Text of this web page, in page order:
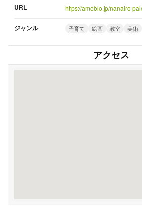
URL https://ameblo.jp/nanairo-
ジャンル 子育て 絵画 教室 美術
アクセス